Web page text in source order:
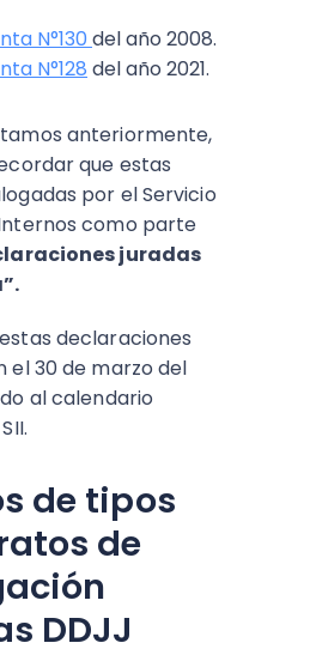
N°130 del año 2008.
N°128 del año 2021.
anteriormente,
que estas
por el Servicio
como parte
juradas
declaraciones
el 30 de marzo del
al calendario
de tipos
de
DDJJ